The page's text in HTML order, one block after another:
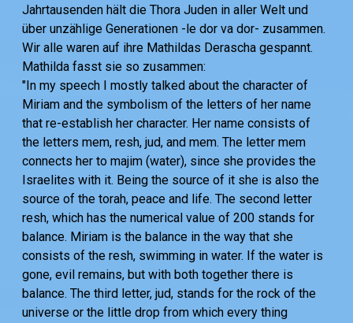
Jahrtausenden hält die Thora Juden in aller Welt und
über unzählige Generationen -le dor va dor- zusammen.
Wir alle waren auf ihre Mathildas Derascha gespannt.
Mathilda fasst sie so zusammen:
"In my speech I mostly talked about the character of
Miriam and the symbolism of the letters of her name
that re-establish her character. Her name consists of
the letters mem, resh, jud, and mem. The letter mem
connects her to majim (water), since she provides the
Israelites with it. Being the source of it she is also the
source of the torah, peace and life. The second letter
resh, which has the numerical value of 200 stands for
balance. Miriam is the balance in the way that she
consists of the resh, swimming in water. If the water is
gone, evil remains, but with both together there is
balance. The third letter, jud, stands for the rock of the
universe or the little drop from which every thing